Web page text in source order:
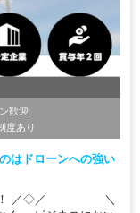
歓迎
度あり
はドローンへの強い
！ ／◇／ ＼